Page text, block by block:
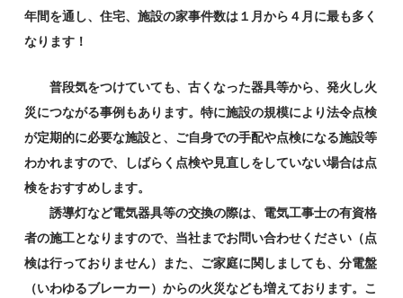
年間を通し、住宅、施設の家事件数は１月から４月に最も多く
なります！
普段気をつけていても、古くなった器具等から、発火し火
災につながる事例もあります。特に施設の規模により法令点検
が定期的に必要な施設と、ご自身での手配や点検になる施設等
わかれますので、しばらく点検や見直しをしていない場合は点
検をおすすめします。
誘導灯など電気器具等の交換の際は、電気工事士の有資格
者の施工となりますので、当社までお問い合わせください（点
検は行っておりません）また、ご家庭に関しましても、分電盤
（いわゆるブレーカー）からの火災なども増えております。こ